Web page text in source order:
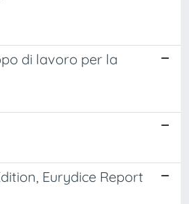
di lavoro per la
Eurydice Report